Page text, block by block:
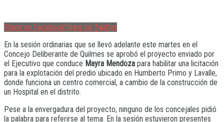
Share on FacebookShare on Twitter
En la sesión ordinarias que se llevó adelante este martes en el
Concejo Deliberante de Quilmes se aprobó el proyecto enviado por
el Ejecutivo que conduce Mayra Mendoza para habilitar una licitación
para la explotación del predio ubicado en Humberto Primo y Lavalle,
donde funciona un centro comercial, a cambio de la construcción de
un Hospital en el distrito.
Pese a la envergadura del proyecto, ninguno de los concejales pidió
la palabra para referirse al tema. En la sesión estuvieron presentes